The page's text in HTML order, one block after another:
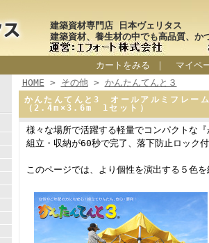
建築資材専門店 日本ヴェリタス
建築資材、養生材の中でも高品質、か
カートをみる ｜ マイペ
HOME > その他> かんたんてんと３
かんたんてんと3 オールアルミフレ
（2.4m×3.6m 1セット）
様々な場所で活躍する軽量でコンパクトな『
組立・収納が60秒で完了、落下防止ロック
このページでは、より個性を演出する５色